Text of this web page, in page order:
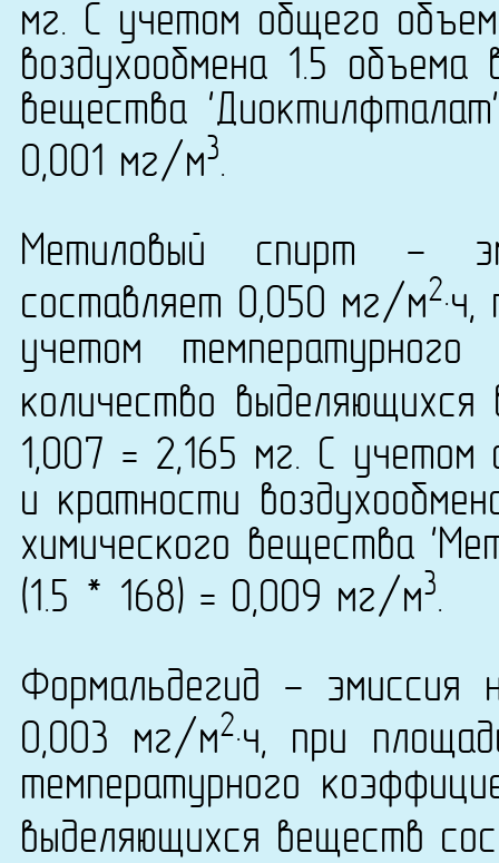
мг. С учетом общего
воздухообмена 1.5
вещества
0,001 мг/м3.
Метиловый спирт -
составляет 0,050 мг/м2
учетом
количество
1,007 = 2,165 мг. С
и кратности
химического вещества
(1.5 * 168) = 0,009 мг/м3.
Формальдегид - эмиссия
0,003 мг/м2·ч, при
температурного
выделяющихся веществ